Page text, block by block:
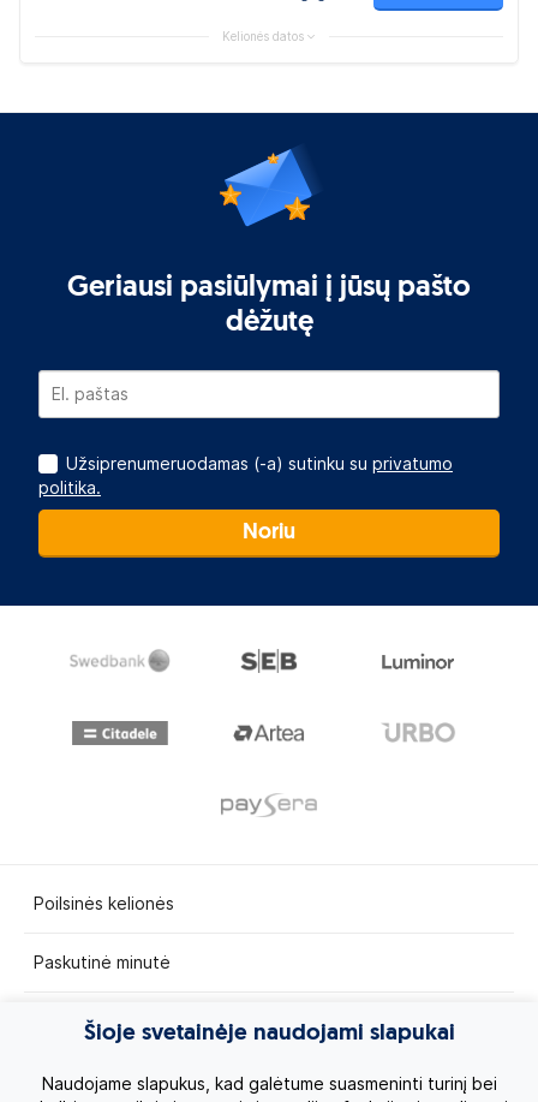
Kelionės datos
Geriausi pasiūlymai į jūsų pašto
dėžutę
Užsiprenumeruodamas (-a) sutinku su privatumo
politika.
Noriu
Poilsinės kelionės
Paskutinė minutė
Egzotinės kelionės
Kruizai
Šioje svetainėje naudojami slapukai
Naudojame slapukus, kad galėtume suasmeninti turinį bei